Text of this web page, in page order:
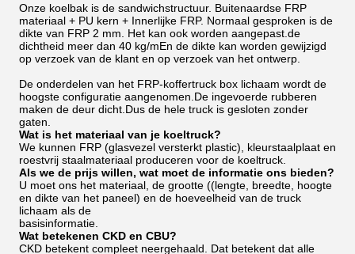
Onze koelbak is de sandwichstructuur. Buitenaardse FRP
materiaal + PU kern + Innerlijke FRP. Normaal gesproken is de
dikte van FRP 2 mm. Het kan ook worden aangepast.de
dichtheid meer dan 40 kg/mEn de dikte kan worden gewijzigd
op verzoek van de klant en op verzoek van het ontwerp.
De onderdelen van het FRP-koffertruck box lichaam wordt de
hoogste configuratie aangenomen.De ingevoerde rubberen
maken de deur dicht.Dus de hele truck is gesloten zonder
gaten.
Wat is het materiaal van je koeltruck?
We kunnen FRP (glasvezel versterkt plastic), kleurstaalplaat en
roestvrij staalmateriaal produceren voor de koeltruck.
Als we de prijs willen, wat moet de informatie ons bieden?
U moet ons het materiaal, de grootte ((lengte, breedte, hoogte
en dikte van het paneel) en de hoeveelheid van de truck
lichaam als de
basisinformatie.
Wat betekenen CKD en CBU?
CKD betekent compleet neergehaald. Dat betekent dat alle